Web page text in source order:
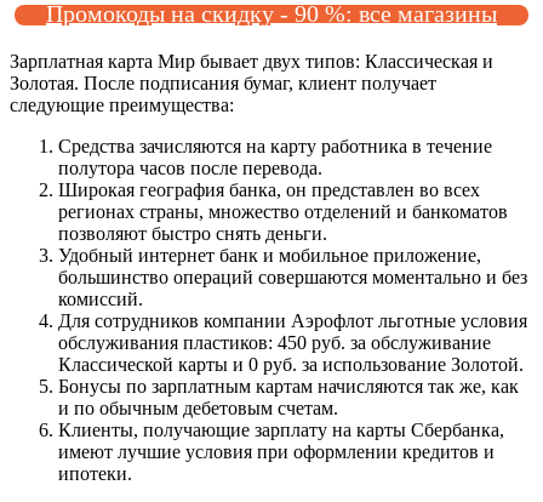
Промокоды на скидку - 90 %: все магазины
Зарплатная карта Мир бывает двух типов: Классическая и
Золотая. После подписания бумаг, клиент получает
следующие преимущества:
Средства зачисляются на карту работника в течение
полутора часов после перевода.
Широкая география банка, он представлен во всех
регионах страны, множество отделений и банкоматов
позволяют быстро снять деньги.
Удобный интернет банк и мобильное приложение,
большинство операций совершаются моментально и без
комиссий.
Для сотрудников компании Аэрофлот льготные условия
обслуживания пластиков: 450 руб. за обслуживание
Классической карты и 0 руб. за использование Золотой.
Бонусы по зарплатным картам начисляются так же, как
и по обычным дебетовым счетам.
Клиенты, получающие зарплату на карты Сбербанка,
имеют лучшие условия при оформлении кредитов и
ипотеки.